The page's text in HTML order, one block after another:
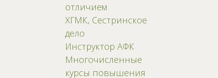
отличием
ХГМК, Сестринское
дело
Инструктор АФК
Многочисленные
курсы повышения